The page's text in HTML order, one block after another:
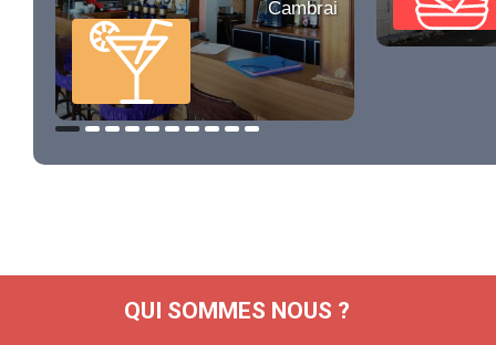
Cambrai
QUI SOMMES NOUS ?